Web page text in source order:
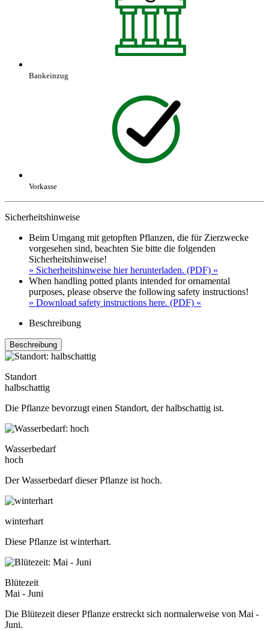
Bankeinzug
Vorkasse
Sicherheitshinweise
Beim Umgang mit getopften Pflanzen, die für Zierzwecke
vorgesehen sind, beachten Sie bitte die folgenden
Sicherheitshinweise!
» Sicherheitshinweise hier herunterladen. (PDF) «
When handling potted plants intended for ornamental
purposes, please observe the following safety instructions!
» Download safety instructions here. (PDF) «
Beschreibung
Beschreibung
Standort
halbschattig
Die Pflanze bevorzugt einen Standort, der halbschattig ist.
Wasserbedarf
hoch
Der Wasserbedarf dieser Pflanze ist hoch.
winterhart
Diese Pflanze ist winterhart.
Blütezeit
Mai - Juni
Die Blütezeit dieser Pflanze erstreckt sich normalerweise von Mai -
Juni.